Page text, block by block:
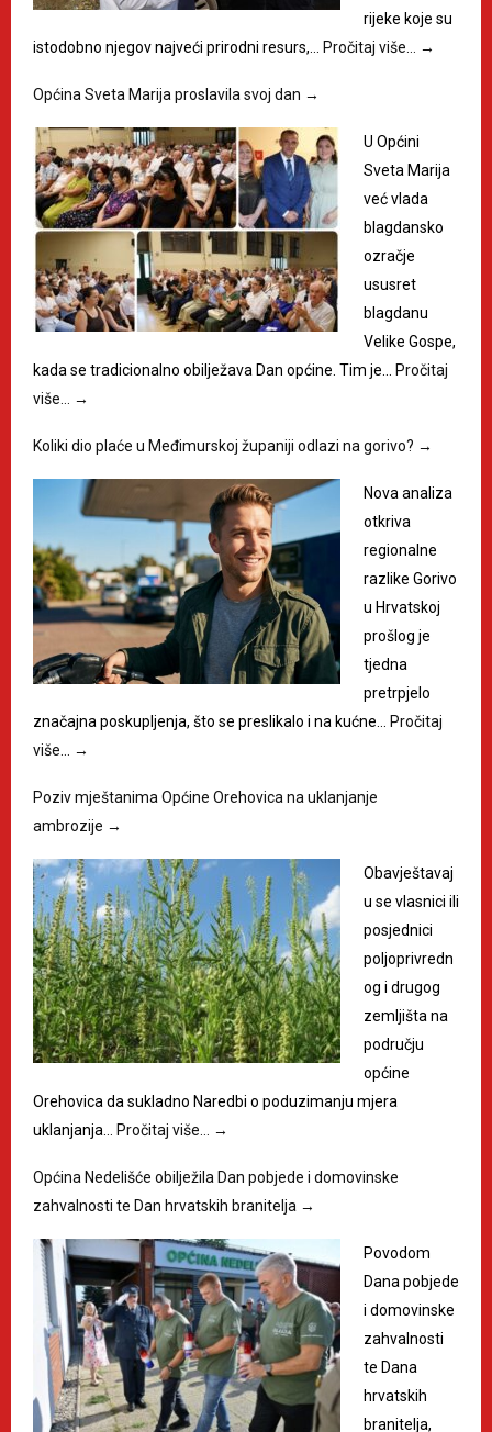
rijeke koje su
istodobno njegov najveći prirodni resurs,…
Pročitaj više… →
Općina Sveta Marija proslavila svoj dan →
U Općini
Sveta Marija
već vlada
blagdansko
ozračje
ususret
blagdanu
Velike Gospe,
kada se tradicionalno obilježava Dan općine. Tim je…
Pročitaj
više…
→
Koliki dio plaće u Međimurskoj županiji odlazi na gorivo? →
Nova analiza
otkriva
regionalne
razlike Gorivo
u Hrvatskoj
prošlog je
tjedna
pretrpjelo
značajna poskupljenja, što se preslikalo i na kućne…
Pročitaj
više…
→
Poziv mještanima Općine Orehovica na uklanjanje
ambrozije →
Obavještavaj
u se vlasnici ili
posjednici
poljoprivredn
og i drugog
zemljišta na
području
općine
Orehovica da sukladno Naredbi o poduzimanju mjera
uklanjanja…
Pročitaj više… →
Općina Nedelišće obilježila Dan pobjede i domovinske
zahvalnosti te Dan hrvatskih branitelja →
Povodom
Dana pobjede
i domovinske
zahvalnosti
te Dana
hrvatskih
branitelja,